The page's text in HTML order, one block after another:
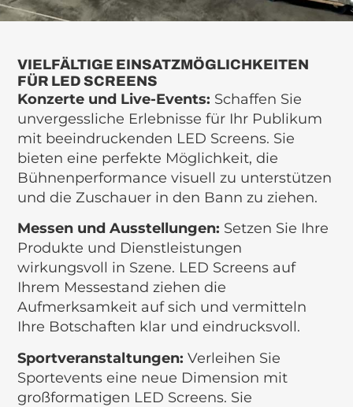
VIELFÄLTIGE EINSATZMÖGLICHKEITEN
FÜR LED SCREENS
Konzerte und Live-Events: Schaffen Sie
unvergessliche Erlebnisse für Ihr Publikum
mit beeindruckenden LED Screens. Sie
bieten eine perfekte Möglichkeit, die
Bühnenperformance visuell zu unterstützen
und die Zuschauer in den Bann zu ziehen.
Messen und Ausstellungen: Setzen Sie Ihre
Produkte und Dienstleistungen
wirkungsvoll in Szene. LED Screens auf
Ihrem Messestand ziehen die
Aufmerksamkeit auf sich und vermitteln
Ihre Botschaften klar und eindrucksvoll.
Sportveranstaltungen: Verleihen Sie
Sportevents eine neue Dimension mit
großformatigen LED Screens. Sie